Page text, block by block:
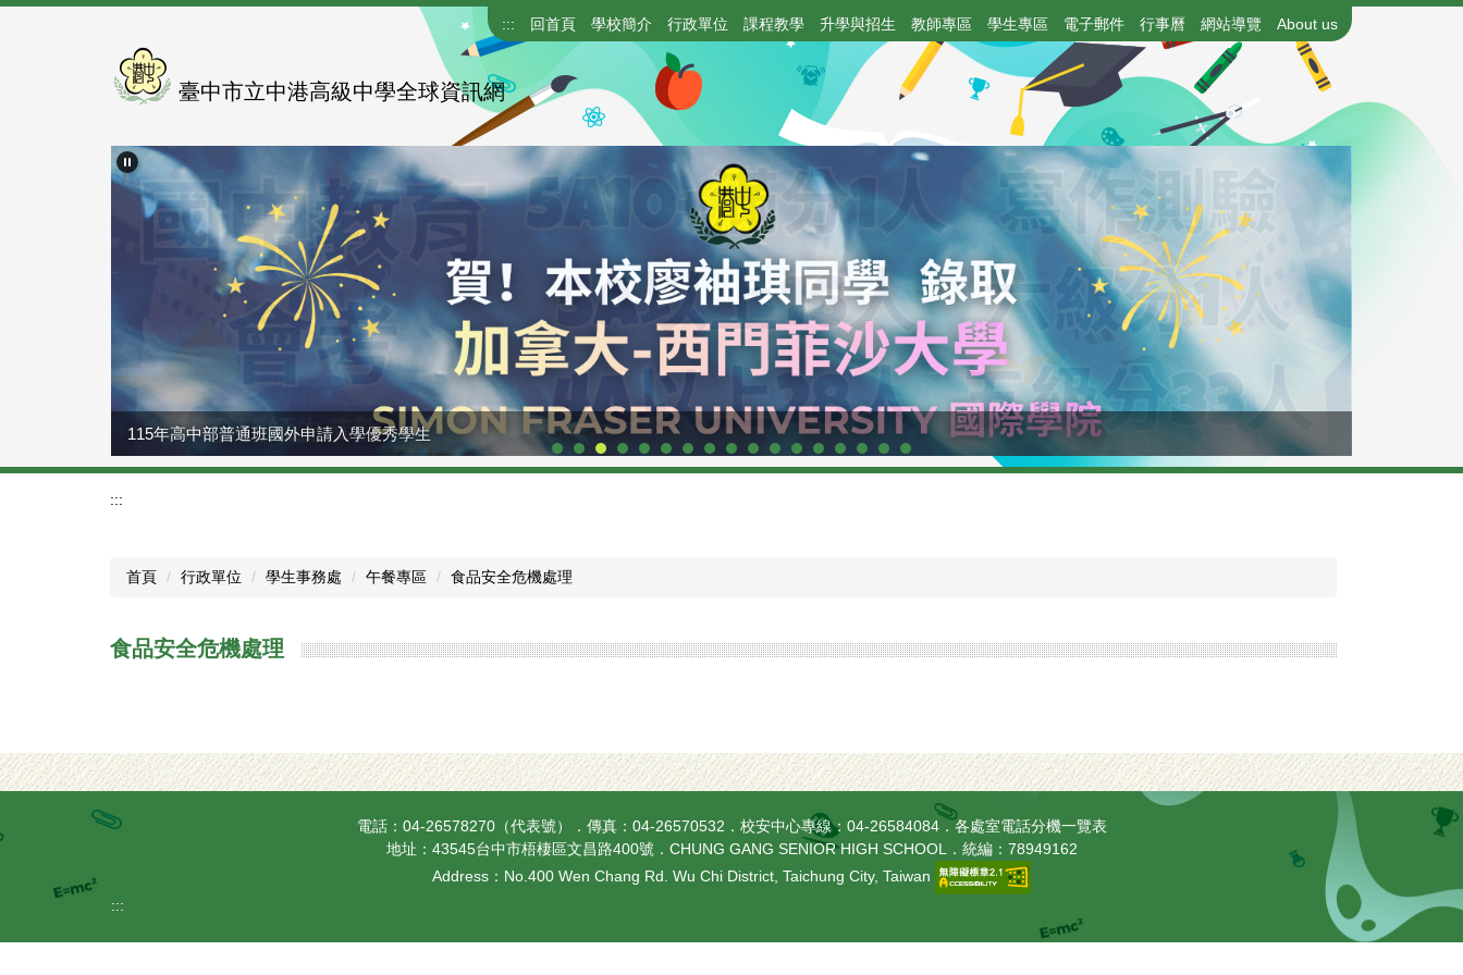
臺中市立中港高級中學全球資訊網
::: 回首頁 學校簡介 行政單位 課程教學 升學與招生 教師專區 學生專區 電子郵件 行事曆 網站導覽 About us
115年高中部普通班國外申請入學優秀學生
:::
首頁 行政單位 學生事務處 午餐專區 食品安全危機處理
食品安全危機處理
電話：04-26578270（代表號）．傳真：04-26570532．校安中心專線：04-26584084． 各處室電話分機一覽表
地址：43545台中市梧棲區文昌路400號．CHUNG GANG SENIOR HIGH SCHOOL．統編：78949162
Address：No.400 Wen Chang Rd. Wu Chi District, Taichung City, Taiwan
:::